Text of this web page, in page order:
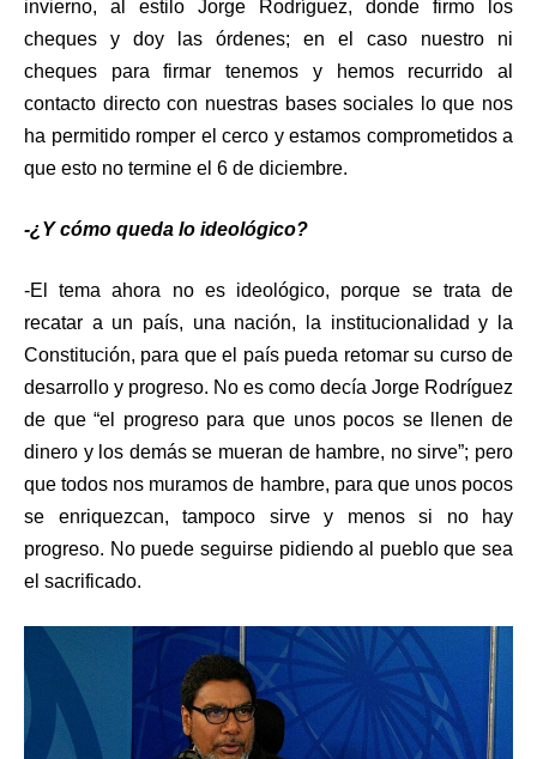
invierno, al estilo Jorge Rodríguez, donde firmo los
cheques y doy las órdenes; en el caso nuestro ni
cheques para firmar tenemos y hemos recurrido al
contacto directo con nuestras bases sociales lo que nos
ha permitido romper el cerco y estamos comprometidos a
que esto no termine el 6 de diciembre.
-¿Y cómo queda lo ideológico?
-El tema ahora no es ideológico, porque se trata de
recatar a un país, una nación, la institucionalidad y la
Constitución, para que el país pueda retomar su curso de
desarrollo y progreso. No es como decía Jorge Rodríguez
de que “el progreso para que unos pocos se llenen de
dinero y los demás se mueran de hambre, no sirve”; pero
que todos nos muramos de hambre, para que unos pocos
se enriquezcan, tampoco sirve y menos si no hay
progreso. No puede seguirse pidiendo al pueblo que sea
el sacrificado.